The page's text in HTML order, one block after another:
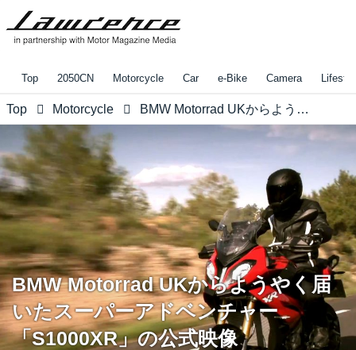
Top 2050CN Motorcycle Car e-Bike Camera
Top Motorcycle BMW Motorrad UKからようやく届いたスーパーアドベンチャー「S1000XR」の公式映像
BMW Motorrad UKからようやく届
いたスーパーアドベンチャー
「S1000XR」の公式映像